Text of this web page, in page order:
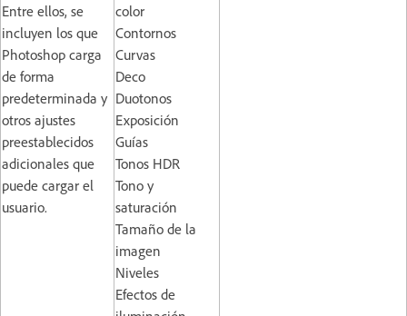
Entre ellos, se
incluyen los que
Photoshop carga
de forma
predeterminada y
otros ajustes
preestablecidos
adicionales que
puede cargar el
usuario.
color
Contornos
Curvas
Deco
Duotonos
Exposición
Guías
Tonos HDR
Tono y
saturación
Tamaño de la
imagen
Niveles
Efectos de